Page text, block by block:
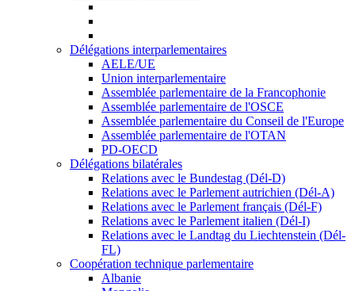
Délégations interparlementaires
AELE/UE
Union interparlementaire
Assemblée parlementaire de la Francophonie
Assemblée parlementaire de l'OSCE
Assemblée parlementaire du Conseil de l'Europe
Assemblée parlementaire de l'OTAN
PD-OECD
Délégations bilatérales
Relations avec le Bundestag (Dél-D)
Relations avec le Parlement autrichien (Dél-A)
Relations avec le Parlement français (Dél-F)
Relations avec le Parlement italien (Dél-I)
Relations avec le Landtag du Liechtenstein (Dél-
FL)
Coopération technique parlementaire
Albanie